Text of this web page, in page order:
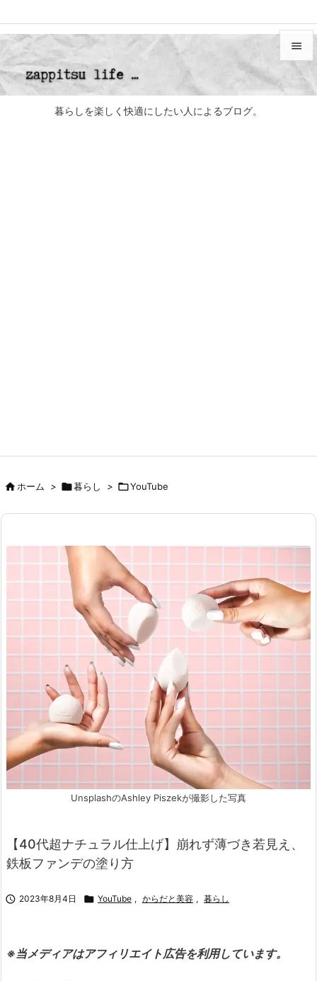
暮らしを楽しく快適にしたい人によるブログ。


ホーム > 暮らし > YouTube
UnsplashのAshley Piszekが撮影した写真
【40代超ナチュラル仕上げ】崩れず薄づき若見え、
鉄板ファンデの塗り方
 2023年8月4日  YouTube , からだと美容 , 暮らし
※当メディアはアフィリエイト広告を利用しています。